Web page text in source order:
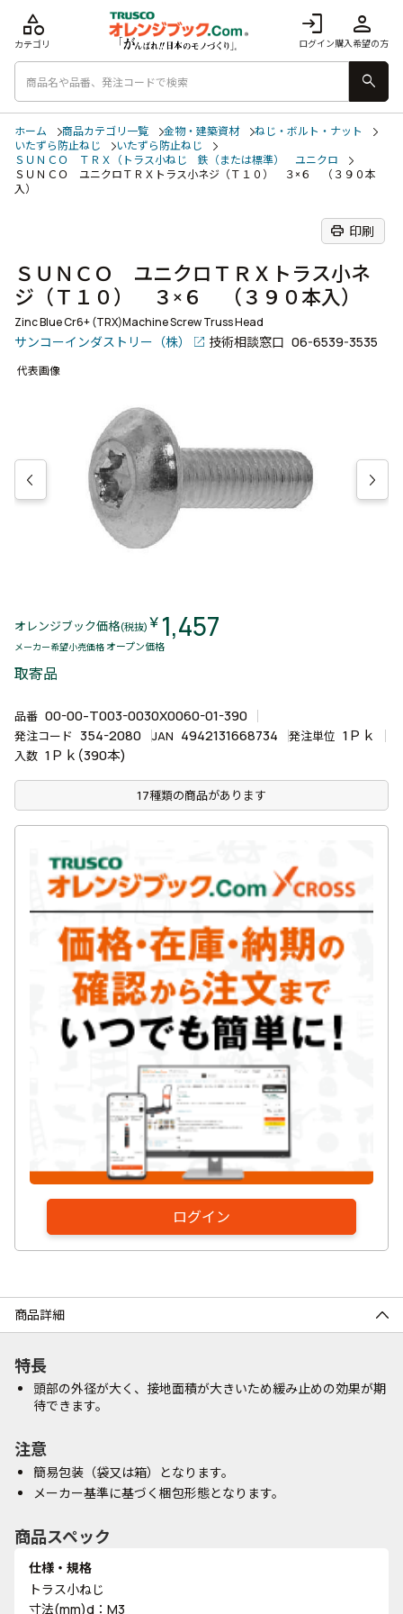
login
ログイン
person
購入希望の方
category
カテゴリ
search
ホーム 商品カテゴリ一覧 金物・建築資材
ねじ・ボルト・ナット
いたずら防止ねじ
いたずら防止ねじ
ＳＵＮＣＯ ＴＲＸ（トラス小ねじ 鉄（または標準） ユニクロ
ＳＵＮＣＯ ユニクロＴＲＸトラス小ネジ（Ｔ１０） ３×６ （３９０本
入）
print 印刷
ＳＵＮＣＯ ユニクロＴＲＸトラス小ネ
ジ（Ｔ１０） ３×６ （３９０本入）
Zinc Blue Cr6+ (TRX)Machine Screw Truss Head
サンコーインダストリー（株） 技術相談窓口 06-6539-3535
代表画像
オレンジブック価格(税抜) ￥ 1,457
メーカー希望小売価格 オープン価格
取寄品
品番 00-00-T003-0030X0060-01-390
発注コード 354-2080 JAN 4942131668734 発注単位 1Ｐｋ
入数 1Ｐｋ(390本)
17種類の商品があります
ログイン
商品詳細
特長
頭部の外径が大く、接地面積が大きいため緩み止めの効果が期
待できます。
注意
簡易包装（袋又は箱）となります。
メーカー基準に基づく梱包形態となります。
商品スペック
仕様・規格
トラス小ねじ
寸法(mm)d：M3